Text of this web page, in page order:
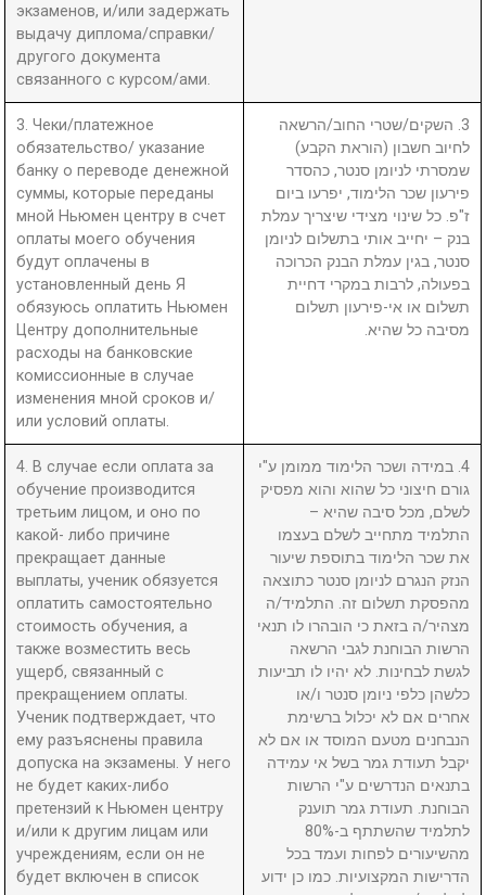
экзаменов, и/или задержать
выдачу диплома/справки/
другого документа
связанного с курсом/ами.
3. Чеки/платежное
обязательство/ указание
банку о переводе денежной
суммы, которые переданы
мной Ньюмен центру в счет
оплаты моего обучения
будут оплачены в
установленный день Я
обязуюсь оплатить Ньюмен
Центру дополнительные
расходы на банковские
комиссионные в случае
изменения мной сроков и/
или условий оплаты.
3. השקים/שטרי החוב/הרשאה
לחיוב חשבון (הוראת הקבע)
שמסרתי לניומן סנטר, כהסדר
פירעון שכר הלימוד, יפרעו ביום
ז"פ. כל שינוי מצידי שיצריך עמלת
בנק – יחייב אותי בתשלום לניומן
סנטר, בגין עמלת הבנק הכרוכה
בפעולה, לרבות במקרי דחיית
תשלום או אי-פירעון תשלום
מסיבה כל שהיא.
4. В случае если оплата за
обучение производится
третьим лицом, и оно по
какой- либо причине
прекращает данные
выплаты, ученик обязуется
оплатить самостоятельно
стоимость обучения, а
также возместить весь
ущерб, связанный с
прекращением оплаты.
Ученик подтверждает, что
ему разъяснены правила
допуска на экзамены. У него
не будет каких-либо
претензий к Ньюмен центру
и/или к другим лицам или
учреждениям, если он не
будет включен в список
4. במידה ושכר הלימוד ממומן ע"י
גורם חיצוני כל שהוא והוא מפסיק
לשלם, מכל סיבה שהיא –
התלמיד מתחייב לשלם בעצמו
את שכר הלימוד בתוספת שיעור
הנזק הנגרם לניומן סנטר כתוצאה
מהפסקת תשלום זה. התלמיד/ה
מצהיר/ה בזאת כי הובהרו לו תנאי
הרשות הבוחנת לגבי הרשאה
לגשת לבחינות. לא יהיו לו תביעות
כלשהן כלפי ניומן סנטר ו/או
אחרים אם לא יכלול ברשימת
הנבחנים מטעם המוסד או אם לא
יקבל תעודת גמר בשל אי עמידה
בתנאים הנדרשים ע"י הרשות
הבוחנת. תעודת גמר תוענק
לתלמיד שהשתתף ב-80%
מהשיעורים לפחות ועמד בכל
הדרישות המקצועיות. כמו כן ידוע